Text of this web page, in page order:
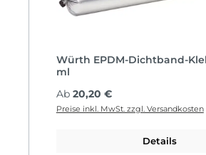
Würth EPDM-Dichtband-
ml
Regulärer Preis:
Ab 20,20 €
Preise inkl. MwSt. zzgl. Versandkosten
Details